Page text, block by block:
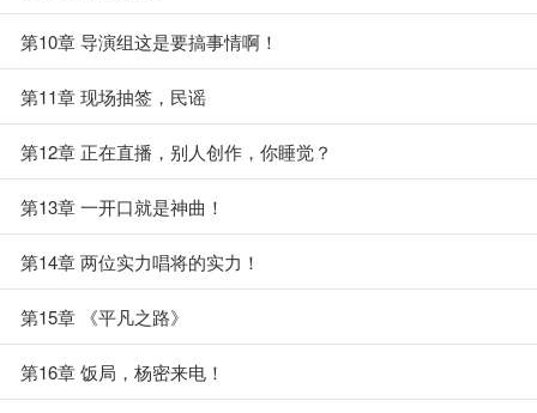
第10章 导演组这是要搞事情啊！
第11章 现场抽签，民谣
第12章 正在直播，别人创作，你睡觉？
第13章 一开口就是神曲！
第14章 两位实力唱将的实力！
第15章 《平凡之路》
第16章 饭局，杨密来电！